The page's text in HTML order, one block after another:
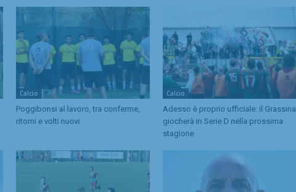
Calcio
Poggibonsi al lavoro, tra conferme,
ritorni e volti nuovi
Calcio
Adesso è proprio ufficiale: il Grassina
giocherà in Serie D nella prossima
stagione